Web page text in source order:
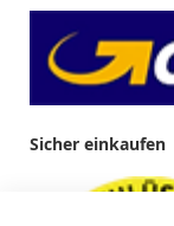
Sicher einkaufen